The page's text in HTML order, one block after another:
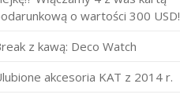
o wartości 300 USD!
z kawą: Deco Watch
akcesoria KAT z 2014 r.